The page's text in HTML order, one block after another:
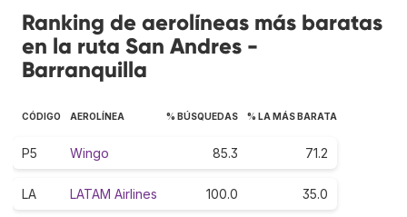
Ranking de aerolíneas más baratas
en la ruta San Andres -
Barranquilla
CÓDIGO AEROLÍNEA % BÚSQUEDAS % LA MÁS BARATA
P5 Wingo 85.3 71.2
LA LATAM Airlines 100.0 35.0